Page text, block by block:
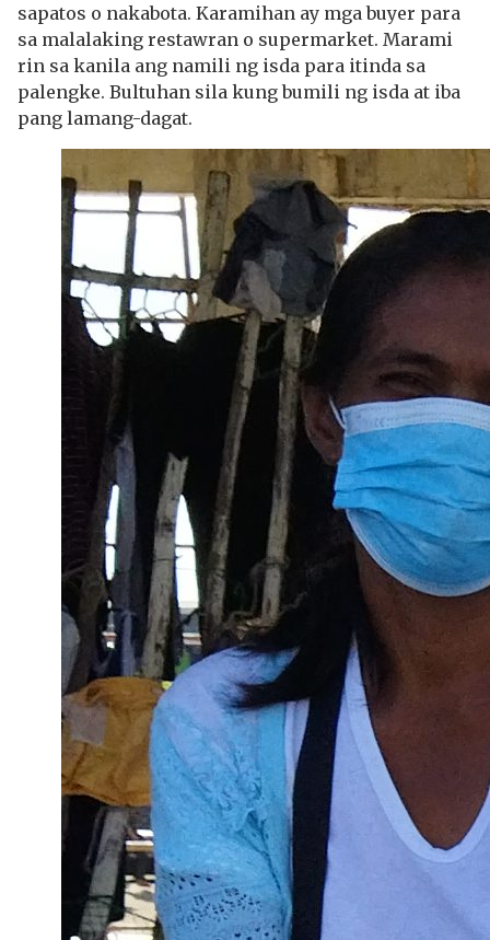
sapatos o nakabota. Karamihan ay mga buyer para
sa malalaking restawran o supermarket. Marami
rin sa kanila ang namili ng isda para itinda sa
palengke. Bultuhan sila kung bumili ng isda at iba
pang lamang-dagat.